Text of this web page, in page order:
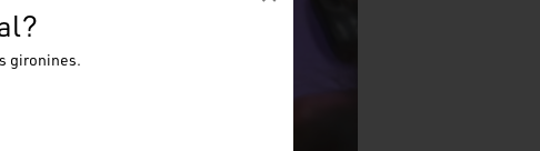
gironines.